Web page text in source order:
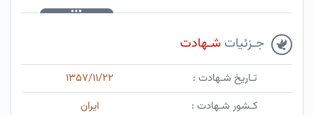
جـزئیات شـهادت
تـاریخ شـهادت :
۱۳۵۷/۱۱/۲۲
کـشور شـهادت :
ایران